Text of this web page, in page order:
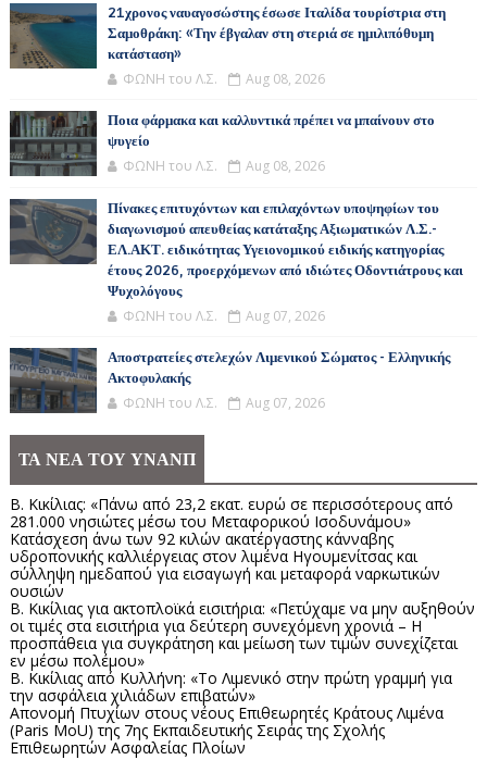
21χρονος ναυαγοσώστης έσωσε Ιταλίδα τουρίστρια στη
Σαμοθράκη: «Την έβγαλαν στη στεριά σε ημιλιπόθυμη
κατάσταση»
ΦΩΝΗ του Λ.Σ. Aug 08, 2026
Ποια φάρμακα και καλλυντικά πρέπει να μπαίνουν στο
ψυγείο
ΦΩΝΗ του Λ.Σ. Aug 08, 2026
Πίνακες επιτυχόντων και επιλαχόντων υποψηφίων του
διαγωνισμού απευθείας κατάταξης Αξιωματικών Λ.Σ.-
ΕΛ.ΑΚΤ. ειδικότητας Υγειονομικού ειδικής κατηγορίας
έτους 2026, προερχόμενων από ιδιώτες Οδοντιάτρους και
Ψυχολόγους
ΦΩΝΗ του Λ.Σ. Aug 07, 2026
Αποστρατείες στελεχών Λιμενικού Σώματος - Ελληνικής
Ακτοφυλακής
ΦΩΝΗ του Λ.Σ. Aug 07, 2026
ΤΑ ΝΕΑ ΤΟΥ ΥΝΑΝΠ
Β. Κικίλιας: «Πάνω από 23,2 εκατ. ευρώ σε περισσότερους από
281.000 νησιώτες μέσω του Μεταφορικού Ισοδυνάμου»
Κατάσχεση άνω των 92 κιλών ακατέργαστης κάνναβης
υδροπονικής καλλιέργειας στον λιμένα Ηγουμενίτσας και
σύλληψη ημεδαπού για εισαγωγή και μεταφορά ναρκωτικών
ουσιών
Β. Κικίλιας για ακτοπλοϊκά εισιτήρια: «Πετύχαμε να μην αυξηθούν
οι τιμές στα εισιτήρια για δεύτερη συνεχόμενη χρονιά – Η
προσπάθεια για συγκράτηση και μείωση των τιμών συνεχίζεται
εν μέσω πολέμου»
Β. Κικίλιας από Κυλλήνη: «Το Λιμενικό στην πρώτη γραμμή για
την ασφάλεια χιλιάδων επιβατών»
Απονομή Πτυχίων στους νέους Επιθεωρητές Κράτους Λιμένα
(Paris MoU) της 7ης Εκπαιδευτικής Σειράς της Σχολής
Επιθεωρητών Ασφαλείας Πλοίων